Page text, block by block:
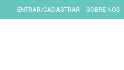
ENTRAR/CADASTRAR SOBRE NÓS